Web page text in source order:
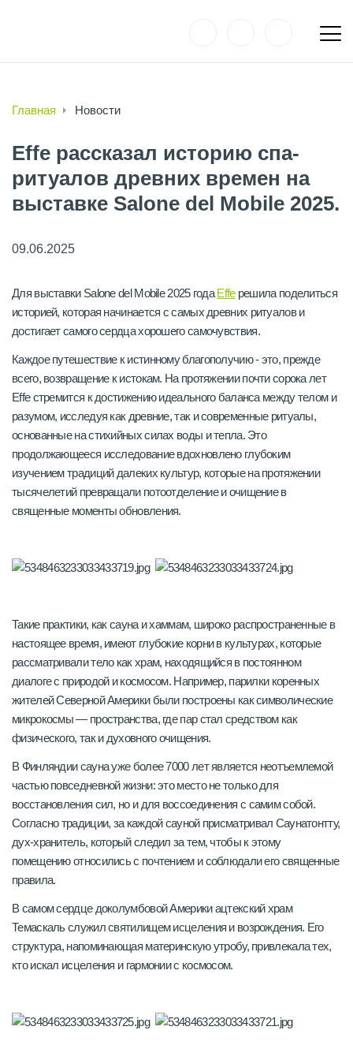
Главная Новости
Effe рассказал историю спа-
ритуалов древних времен на
выставке Salone del Mobile 2025.
09.06.2025
Для выставки Salone del Mobile 2025 годаEffeрешила поделиться
историей, которая начинается с самых древних ритуалов и
достигает самого сердца хорошего самочувствия.
Каждое путешествие к истинному благополучию - это, прежде
всего, возвращение к истокам. На протяжении почти сорока лет
Effe стремится к достижению идеального баланса между телом и
разумом, исследуя как древние, так и современные ритуалы,
основанные на стихийных силах воды и тепла. Это
продолжающееся исследование вдохновлено глубоким
изучением традиций далеких культур, которые на протяжении
тысячелетий превращали потоотделение и очищение в
священные моменты обновления.
Такие практики, как сауна и хаммам, широко распространенные в
настоящее время, имеют глубокие корни в культурах, которые
рассматривали тело как храм, находящийся в постоянном
диалоге с природой и космосом. Например, парилки коренных
жителей Северной Америки были построены как символические
микрокосмы — пространства, где пар стал средством как
физического, так и духовного очищения.
В Финляндии сауна уже более 7000 лет является неотъемлемой
частью повседневной жизни: это место не только для
восстановления сил, но и для воссоединения с самим собой.
Согласно традиции, за каждой сауной присматривал Саунатонтту,
дух-хранитель, который следил за тем, чтобы к этому
помещению относились с почтением и соблюдали его священные
правила.
В самом сердце доколумбовой Америки ацтекский храм
Темаскаль служил святилищем исцеления и возрождения. Его
структура, напоминающая материнскую утробу, привлекала тех,
кто искал исцеления и гармонии с космосом.